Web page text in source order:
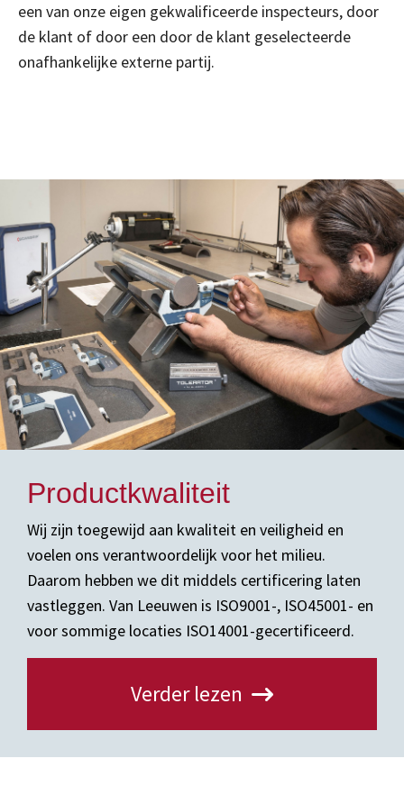
een van onze eigen gekwalificeerde inspecteurs, door
de klant of door een door de klant geselecteerde
onafhankelijke externe partij.
Productkwaliteit
Wij zijn toegewijd aan kwaliteit en veiligheid en
voelen ons verantwoordelijk voor het milieu.
Daarom hebben we dit middels certificering laten
vastleggen. Van Leeuwen is ISO9001-, ISO45001- en
voor sommige locaties ISO14001-gecertificeerd.
Verder lezen